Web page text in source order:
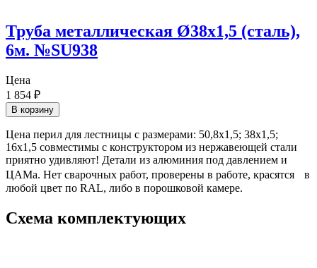
Труба металлическая Ø38х1,5 (сталь),
6м. №SU938
Цена
1 854 ₽
В корзину
Цена перил для лестницы с размерами: 50,8х1,5; 38х1,5;
16х1,5 совместимы с конструктором из нержавеющей стали
приятно удивляют! Детали из алюминия под давлением и
ЦАМа. Нет сварочных работ, проверены в работе, красятся в
любой цвет по RAL, либо в порошковой камере.
Схема комплектующих